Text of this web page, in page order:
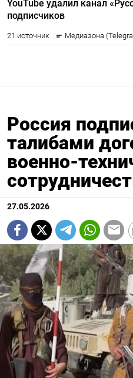
Россия
талибами
военно-
27.05.2026